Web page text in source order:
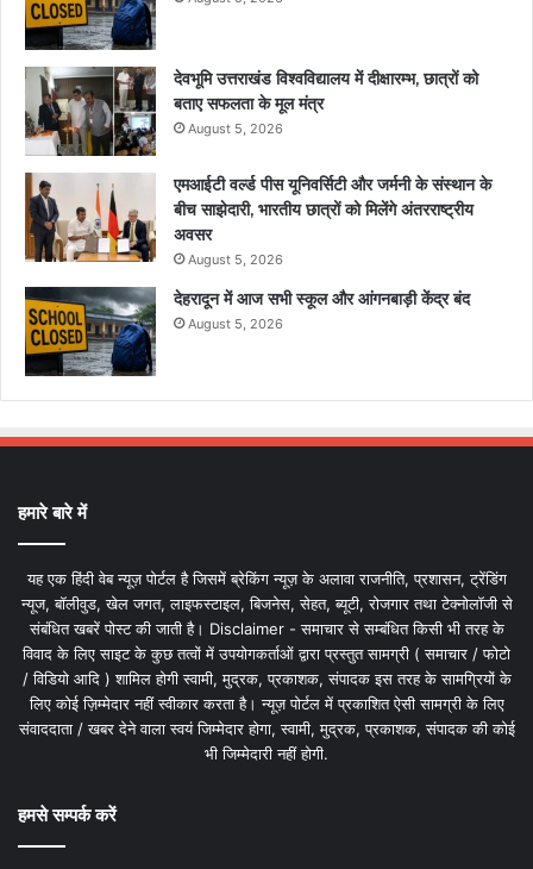
देवभूमि उत्तराखंड विश्वविद्यालय में दीक्षारम्भ, छात्रों को
बताए सफलता के मूल मंत्र
August 5, 2026
एमआईटी वर्ल्ड पीस यूनिवर्सिटी और जर्मनी के संस्थान के
बीच साझेदारी, भारतीय छात्रों को मिलेंगे अंतरराष्ट्रीय
अवसर
August 5, 2026
देहरादून में आज सभी स्कूल और आंगनबाड़ी केंद्र बंद
August 5, 2026
हमारे बारे में
यह एक हिंदी वेब न्यूज़ पोर्टल है जिसमें ब्रेकिंग न्यूज़ के अलावा राजनीति, प्रशासन, ट्रेंडिंग
न्यूज, बॉलीवुड, खेल जगत, लाइफस्टाइल, बिजनेस, सेहत, ब्यूटी, रोजगार तथा टेक्नोलॉजी से
संबंधित खबरें पोस्ट की जाती है। Disclaimer - समाचार से सम्बंधित किसी भी तरह के
विवाद के लिए साइट के कुछ तत्वों में उपयोगकर्ताओं द्वारा प्रस्तुत सामग्री ( समाचार / फोटो
/ विडियो आदि ) शामिल होगी स्वामी, मुद्रक, प्रकाशक, संपादक इस तरह के सामग्रियों के
लिए कोई ज़िम्मेदार नहीं स्वीकार करता है। न्यूज़ पोर्टल में प्रकाशित ऐसी सामग्री के लिए
संवाददाता / खबर देने वाला स्वयं जिम्मेदार होगा, स्वामी, मुद्रक, प्रकाशक, संपादक की कोई
भी जिम्मेदारी नहीं होगी.
हमसे सम्पर्क करें